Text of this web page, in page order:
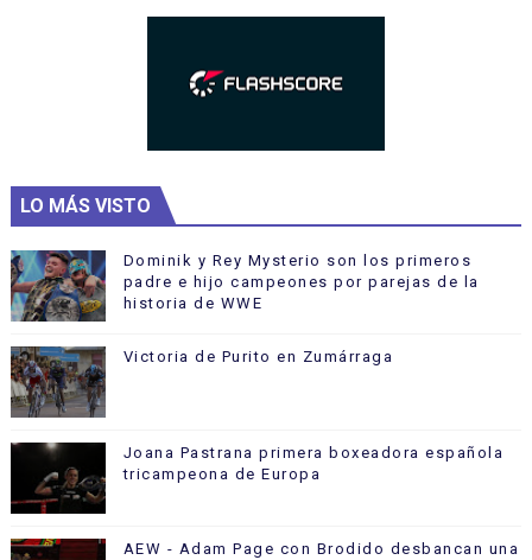
LO MÁS VISTO
Dominik y Rey Mysterio son los primeros
padre e hijo campeones por parejas de la
historia de WWE
Victoria de Purito en Zumárraga
Joana Pastrana primera boxeadora española
tricampeona de Europa
AEW - Adam Page con Brodido desbancan una